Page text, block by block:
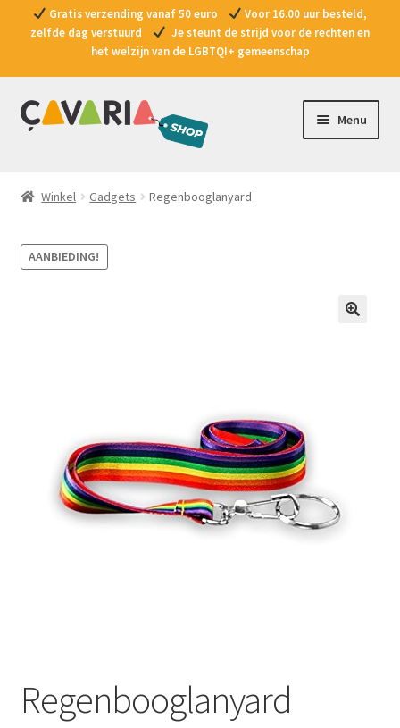
Gratis verzending vanaf 50 euro
Voor 16.00 uur besteld,
zelfde dag verstuurd
Je steunt de strijd voor de rechten en
het welzijn van de LGBTQI+ gemeenschap
Ga
door
Ga
naar
Menu
Vragen?
Winkel Gadgets Regenbooglanyard
AANBIEDING!
Regenbooglanyard